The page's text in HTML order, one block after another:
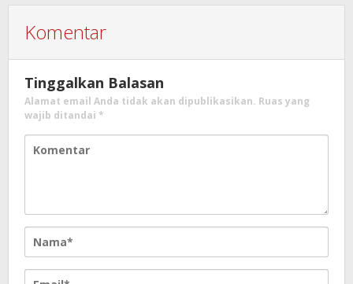
Komentar
Tinggalkan Balasan
Alamat email Anda tidak akan dipublikasikan. Ruas yang
wajib ditandai *